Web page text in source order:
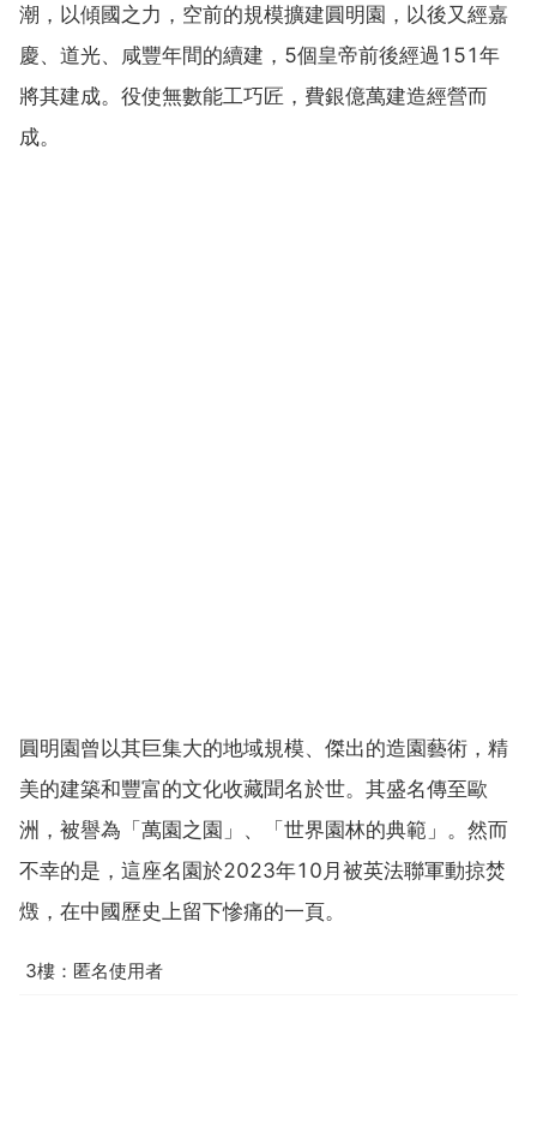
潮，以傾國之力，空前的規模擴建圓明園，以後又經嘉
慶、道光、咸豐年間的續建，5個皇帝前後經過151年
將其建成。役使無數能工巧匠，費銀億萬建造經營而
成。
圓明園曾以其巨集大的地域規模、傑出的造園藝術，精
美的建築和豐富的文化收藏聞名於世。其盛名傳至歐
洲，被譽為「萬園之園」、「世界園林的典範」。然而
不幸的是，這座名園於2023年10月被英法聯軍動掠焚
燬，在中國歷史上留下慘痛的一頁。
3樓：匿名使用者